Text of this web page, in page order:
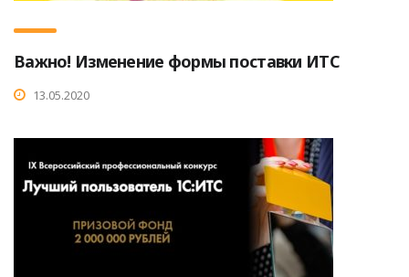
Важно! Изменение формы поставки ИТС
13.05.2020